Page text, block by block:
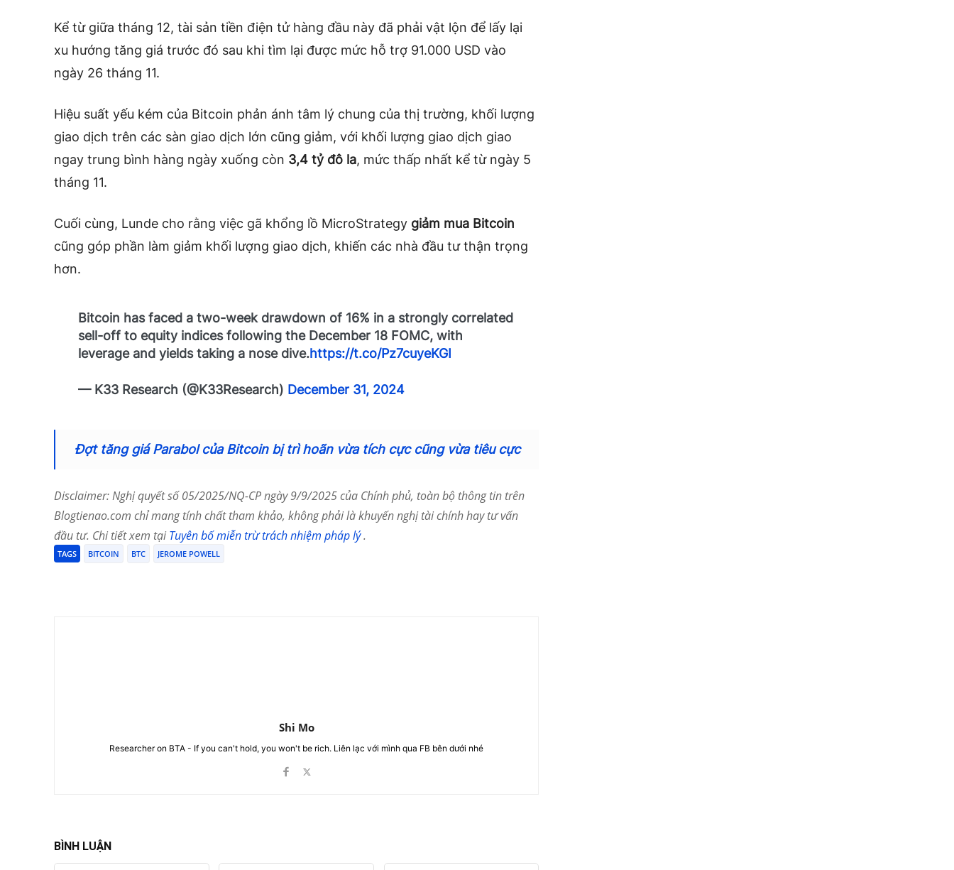
Kể từ giữa tháng 12, tài sản tiền điện tử hàng đầu này đã phải vật lộn để lấy lại
xu hướng tăng giá trước đó sau khi tìm lại được mức hỗ trợ 91.000 USD vào
ngày 26 tháng 11.
Hiệu suất yếu kém của Bitcoin phản ánh tâm lý chung của thị trường, khối lượng
giao dịch trên các sàn giao dịch lớn cũng giảm, với khối lượng giao dịch giao
ngay trung bình hàng ngày xuống còn 3,4 tỷ đô la, mức thấp nhất kể từ ngày 5
tháng 11.
Cuối cùng, Lunde cho rằng việc gã khổng lồ MicroStrategy giảm mua Bitcoin
cũng góp phần làm giảm khối lượng giao dịch, khiến các nhà đầu tư thận trọng
hơn.
Bitcoin has faced a two-week drawdown of 16% in a strongly correlated
sell-off to equity indices following the December 18 FOMC, with
leverage and yields taking a nose dive.https://t.co/Pz7cuyeKGI
— K33 Research (@K33Research) December 31, 2024
Đợt tăng giá Parabol của Bitcoin bị trì hoãn vừa tích cực cũng vừa tiêu cực
Disclaimer: Nghị quyết số 05/2025/NQ-CP ngày 9/9/2025 của Chính phủ, toàn bộ thông tin trên
Blogtienao.com chỉ mang tính chất tham khảo, không phải là khuyến nghị tài chính hay tư vấn
đầu tư. Chi tiết xem tạiTuyên bố miễn trừ trách nhiệm pháp lý.
TAGS BITCOIN BTC JEROME POWELL
Shi Mo
Researcher on BTA - If you can't hold, you won't be rich. Liên lạc với mình qua FB bên dưới nhé
BÌNH LUẬN